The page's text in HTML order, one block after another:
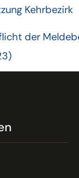
Kehrbezirk
der